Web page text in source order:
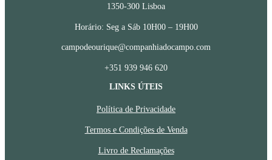
LINKS ÚTEIS
Política de Privacidade
Termos e Condições de Venda
Livro de Reclamações
1350-300 Lisboa
Horário: Seg a Sáb 10H00 – 19H00
campodeourique@companhiadocampo.com
+351 939 946 620